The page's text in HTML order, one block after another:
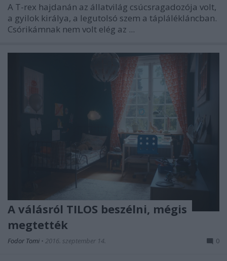
A T-rex hajdanán az állatvilág csúcsragadozója volt,
a gyilok királya, a legutolsó szem a táplálékláncban.
Csórikámnak nem volt elég az ...
A válásról TILOS beszélni, mégis
megtették
Fodor Tomi • 2016. szeptember 14. 0